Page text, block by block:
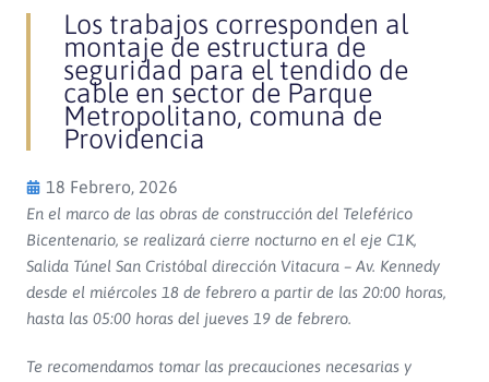
Los trabajos corresponden al
montaje de estructura de
seguridad para el tendido de
cable en sector de Parque
Metropolitano, comuna de
Providencia
18 Febrero, 2026
En el marco de las obras de construcción del Teleférico
Bicentenario, se realizará cierre nocturno en el eje C1K,
Salida Túnel San Cristóbal dirección Vitacura – Av. Kennedy
desde el miércoles 18 de febrero a partir de las 20:00 horas,
hasta las 05:00 horas del jueves 19 de febrero.
Te recomendamos tomar las precauciones necesarias y